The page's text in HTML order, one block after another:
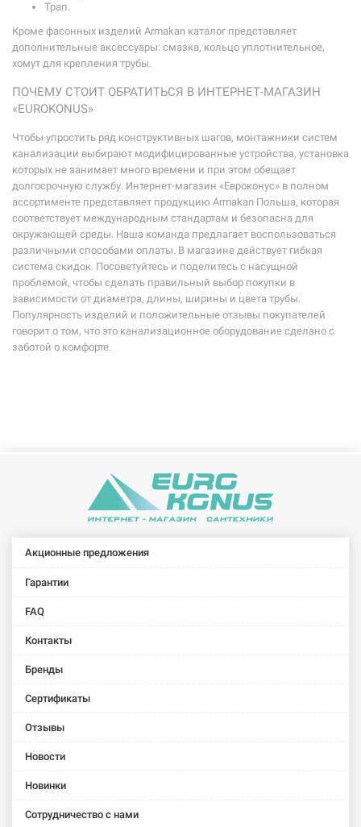
Трап.
Кроме фасонных изделий Armakan каталог представляет
дополнительные аксессуары: смазка, кольцо уплотнительное,
хомут для крепления трубы.
ПОЧЕМУ СТОИТ ОБРАТИТЬСЯ В ИНТЕРНЕТ-МАГАЗИН
«EUROKONUS»
Чтобы упростить ряд конструктивных шагов, монтажники систем
канализации выбирают модифицированные устройства, установка
которых не занимает много времени и при этом обещает
долгосрочную службу. Интернет-магазин «Евроконус» в полном
ассортименте представляет продукцию Armakan Польша, которая
соответствует международным стандартам и безопасна для
окружающей среды. Наша команда предлагает воспользоваться
различными способами оплаты. В магазине действует гибкая
система скидок. Посоветуйтесь и поделитесь с насущной
проблемой, чтобы сделать правильный выбор покупки в
зависимости от диаметра, длины, ширины и цвета трубы.
Популярность изделий и положительные отзывы покупателей
говорит о том, что это канализационное оборудование сделано с
заботой о комфорте.
Акционные предложения
Гарантии
FAQ
Контакты
Бренды
Сертификаты
Отзывы
Новости
Новинки
Сотрудничество с нами